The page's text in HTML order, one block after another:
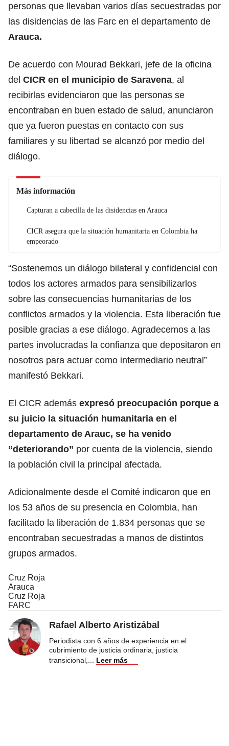
personas que llevaban varios días secuestradas por
las disidencias de las Farc en el departamento de
Arauca.
De acuerdo con Mourad Bekkari, jefe de la oficina
del CICR en el municipio de Saravena, al
recibirlas evidenciaron que las personas se
encontraban en buen estado de salud, anunciaron
que ya fueron puestas en contacto con sus
familiares y su libertad se alcanzó por medio del
diálogo.
Más información
Capturan a cabecilla de las disidencias en Arauca
CICR asegura que la situación humanitaria en Colombia ha
empeorado
“Sostenemos un diálogo bilateral y confidencial con
todos los actores armados para sensibilizarlos
sobre las consecuencias humanitarias de los
conflictos armados y la violencia. Esta liberación fue
posible gracias a ese diálogo. Agradecemos a las
partes involucradas la confianza que depositaron en
nosotros para actuar como intermediario neutral”
manifestó Bekkari.
El CICR además expresó preocupación porque a
su juicio la situación humanitaria en el
departamento de Arauc, se ha venido
“deteriorando” por cuenta de la violencia, siendo
la población civil la principal afectada.
Adicionalmente desde el Comité indicaron que en
los 53 años de su presencia en Colombia, han
facilitado la liberación de 1.834 personas que se
encontraban secuestradas a manos de distintos
grupos armados.
Cruz Roja
Arauca
Cruz Roja
FARC
Rafael Alberto Aristizábal
Periodista con 6 años de experiencia en el
cubrimiento de justicia ordinaria, justicia
transicional,
Leer más